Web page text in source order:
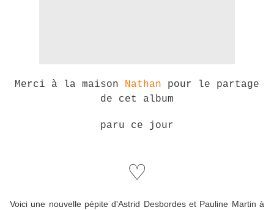
Merci à la maison Nathan
pour le partage
de cet album
paru ce jour
♡
Voici une nouvelle pépite d'Astrid Desbordes et Pauline Martin à